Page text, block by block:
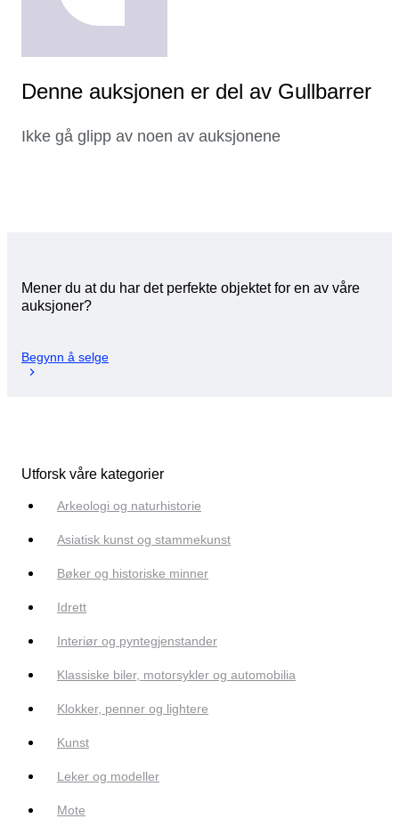
Denne auksjonen er del av Gullbarrer
Ikke gå glipp av noen av auksjonene
Mener du at du har det perfekte objektet for en av våre
auksjoner?
Begynn å selge
Utforsk våre kategorier
Arkeologi og naturhistorie
Asiatisk kunst og stammekunst
Bøker og historiske minner
Idrett
Interiør og pyntegjenstander
Klassiske biler, motorsykler og automobilia
Klokker, penner og lightere
Kunst
Leker og modeller
Mote